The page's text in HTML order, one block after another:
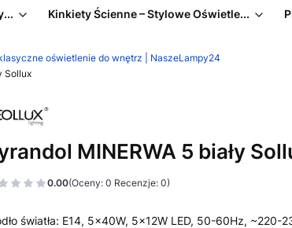
Kinkiety Ścienne – Stylowe Oświetle...
oświetlenie do wnętrz | NaszeLampy24
Sollux
MINERWA 5 biały
0.00(Oceny: 0 Recenzje: 0)
światła: E14, 5x40W, 5x12W LED, 50-60Hz, ~220-